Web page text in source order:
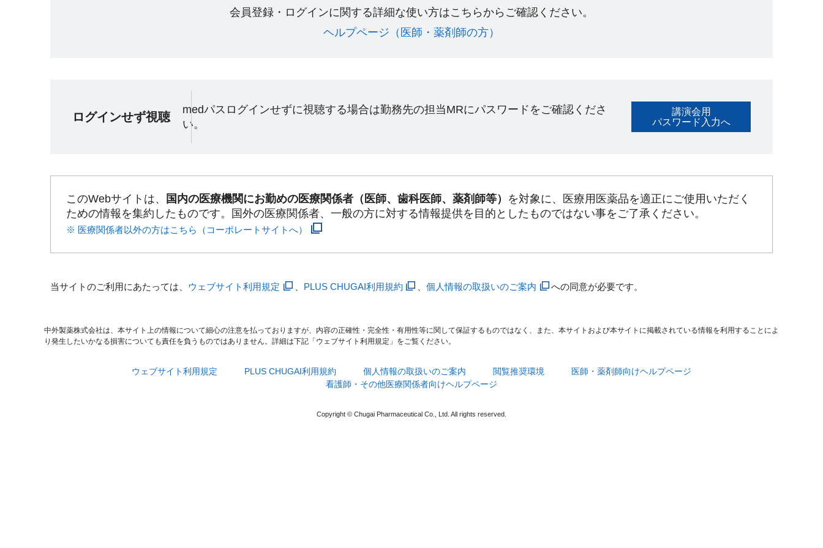
会員登録・ログインに関する詳細な使い方はこちらからご確認ください。​
ヘルプページ（医師・薬剤師の方）​
ログインせず視聴
medパスログインせずに視聴する場合は勤務先の担当MRにパスワードをご確認くださ
い。
講演会用
パスワード入力へ
このWebサイトは、 国内の医療機関にお勤めの医療関係者（医師、歯科医師、薬剤師等） を対象に、医療用医薬品を適正にご使用いただく
ための情報を集約したものです。国外の医療関係者、一般の方に対する情報提供を目的としたものではない事をご了承ください。
※ 医療関係者以外の方はこちら（コーポレートサイトへ）
当サイトのご利用にあたっては、 ウェブサイト利用規定 PLUS CHUGAI利用規約 、個人情報の取扱いのご案内 への同意が必要です。
中外製薬株式会社は、本サイト上の情報について細心の注意を払っておりますが、内容の正確性・完全性・有用性等に関して保証するものではなく、また、本サイトおよび本サイトに掲載されている情報を利用することによ
り発生したいかなる損害についても責任を負うものではありません。詳細は下記「ウェブサイト利用規定」をご覧ください。
ウェブサイト利用規定 PLUS CHUGAI利用規約 個人情報の取扱いのご案内 閲覧推奨環境
医師・薬剤師向けヘルプページ
看護師・その他医療関係者向けヘルプページ
Copyright © Chugai Pharmaceutical Co., Ltd. All rights reserved.